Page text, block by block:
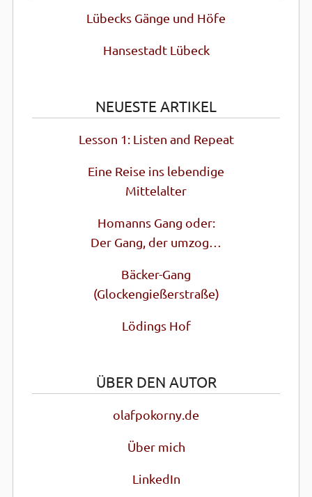
Lübecks Gänge und Höfe
Hansestadt Lübeck
NEUESTE ARTIKEL
Lesson 1: Listen and Repeat
Eine Reise ins lebendige
Mittel­alter
Homanns Gang oder:
Der Gang, der umzog…
Bäcker-Gang
(Glocken­gießer­straße)
Lödings Hof
ÜBER DEN AUTOR
olafpokorny.de
Über mich
LinkedIn